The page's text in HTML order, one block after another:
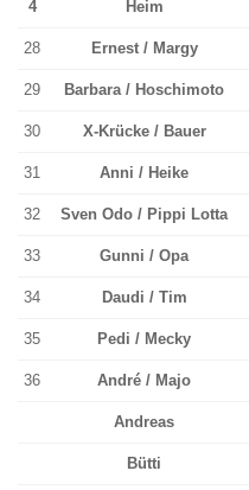
4 Heim
28 Ernest / Margy
29 Barbara / Hoschimoto
30 X-Krücke / Bauer
31 Anni / Heike
32 Sven Odo / Pippi Lotta
33 Gunni / Opa
34 Daudi / Tim
35 Pedi / Mecky
36 André / Majo
Andreas
Bütti